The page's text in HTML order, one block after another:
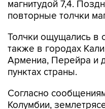
Толчки ощущались в
Армениа, Перейра и
пунктах страны.
Согласно
сильным за